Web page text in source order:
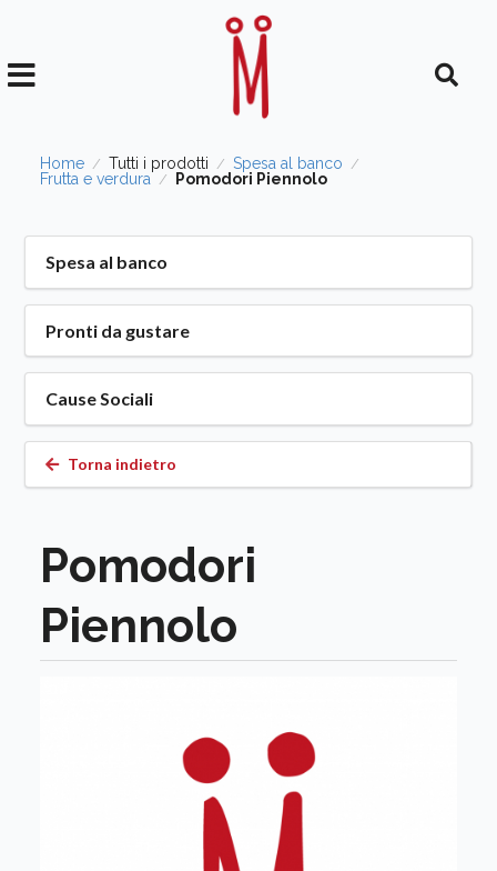
Home / Tutti i prodotti / Spesa al banco /
Frutta e verdura / Pomodori Piennolo
Spesa al banco
Pronti da gustare
Cause Sociali
Torna indietro
Pomodori
Piennolo